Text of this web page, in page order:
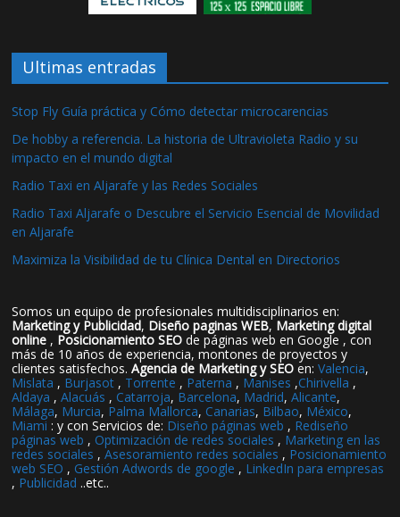
Ultimas entradas
Stop Fly Guía práctica y Cómo detectar microcarencias
De hobby a referencia. La historia de Ultravioleta Radio y su
impacto en el mundo digital
Radio Taxi en Aljarafe y las Redes Sociales
Radio Taxi Aljarafe o Descubre el Servicio Esencial de Movilidad
en Aljarafe
Maximiza la Visibilidad de tu Clínica Dental en Directorios
Somos un equipo de profesionales multidisciplinarios en:
Marketing y Publicidad, Diseño paginas WEB, Marketing digital
online , Posicionamiento SEO de páginas web en Google , con
más de 10 años de experiencia, montones de proyectos y
clientes satisfechos.Agencia de Marketing y SEO en:Valencia,
Mislata , Burjasot , Torrente , Paterna , Manises ,Chirivella ,
Aldaya ,Alacuás , Catarroja, Barcelona, Madrid,Alicante,
Málaga, Murcia, Palma Mallorca, Canarias, Bilbao, México,
Miami : y con Servicios de: Diseño páginas web , Rediseño
páginas web , Optimización de redes sociales , Marketing en las
redes sociales ,Asesoramiento redes sociales , Posicionamiento
web SEO , Gestión Adwords de google , LinkedIn para empresas
, Publicidad ..etc..